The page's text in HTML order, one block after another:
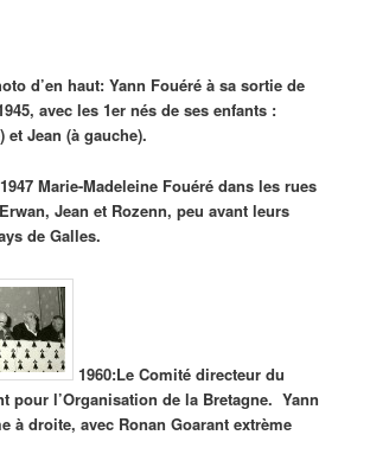
d’en haut: Yann Fouéré à sa sortie de
avec les 1er nés de ses enfants :
et Jean (à gauche).
Marie-Madeleine Fouéré dans les rues
Jean et Rozenn, peu avant leurs
de Galles.
1960:Le Comité directeur du
pour l’Organisation de la Bretagne. Yann
à droite, avec Ronan Goarant extrème